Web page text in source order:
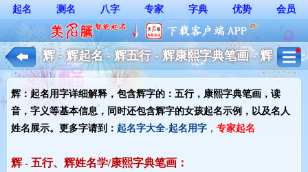
起名 测名 八字 专家 字典 优势 会员
辉 - 辉起名 - 辉五行 - 辉康熙字典笔画 - 辉
起名用字解释 - 女孩起名
辉：起名用字详细解释，包含辉字的：五行，康熙字典笔画，读
音，字义等基本信息，同时还包含辉字的女孩起名示例，以及名人
姓名展示。更多字请到： 起名字大全-起名用字 ， 专家起名
辉 - 五行、辉姓名学/康熙字典笔画：